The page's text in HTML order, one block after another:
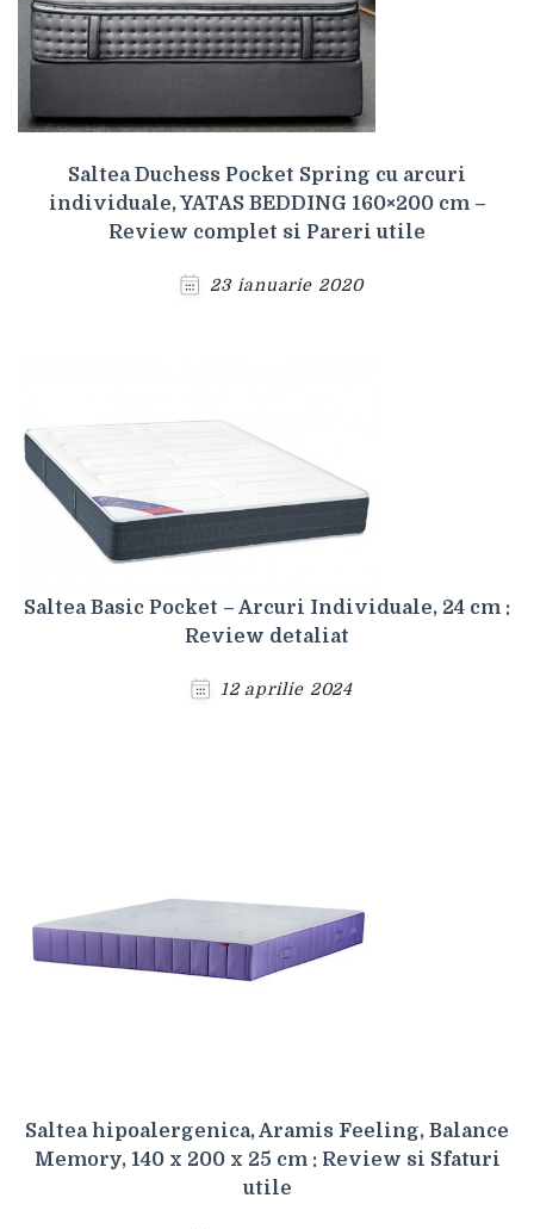
Saltea Duchess Pocket Spring cu arcuri
individuale, YATAS BEDDING 160×200 cm –
Review complet si Pareri utile
23 ianuarie 2020
Saltea Basic Pocket – Arcuri Individuale, 24 cm :
Review detaliat
12 aprilie 2024
Saltea hipoalergenica, Aramis Feeling, Balance
Memory, 140 x 200 x 25 cm : Review si Sfaturi
utile